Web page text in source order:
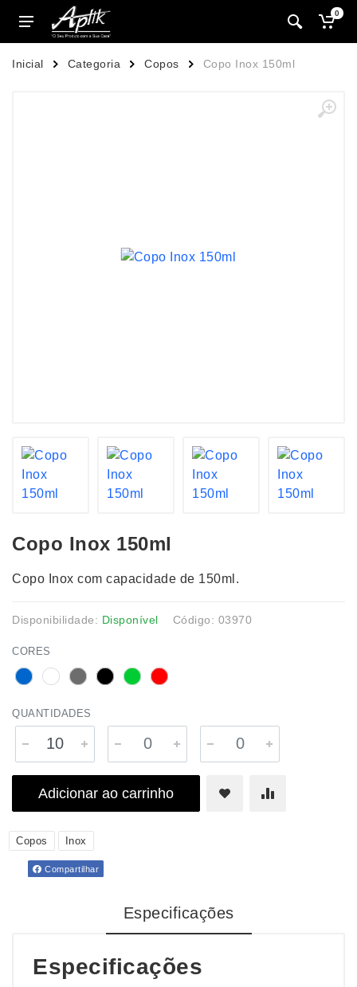
0
Inicial Categoria Copos Copo Inox 150ml
Copo Inox 150ml
Copo Inox com capacidade de 150ml.
Disponibilidade: Disponível Código: 03970
CORES
QUANTIDADES
Adicionar ao carrinho
Copos Inox
Compartilhar
Especificações
Especificações